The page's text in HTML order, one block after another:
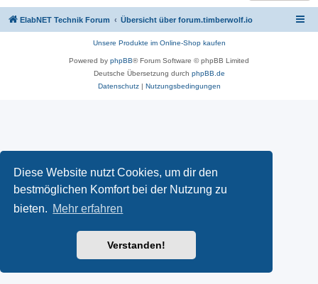
Diese Website nutzt Cookies, um dir den
bestmöglichen Komfort bei der Nutzung zu
bieten. Mehr erfahren
Verstanden!
ElabNET Technik Forum Übersicht über forum.timberwolf.io
Unsere Produkte im Online-Shop kaufen
Powered by phpBB® Forum Software © phpBB Limited
Deutsche Übersetzung durch phpBB.de
Datenschutz| Nutzungsbedingungen